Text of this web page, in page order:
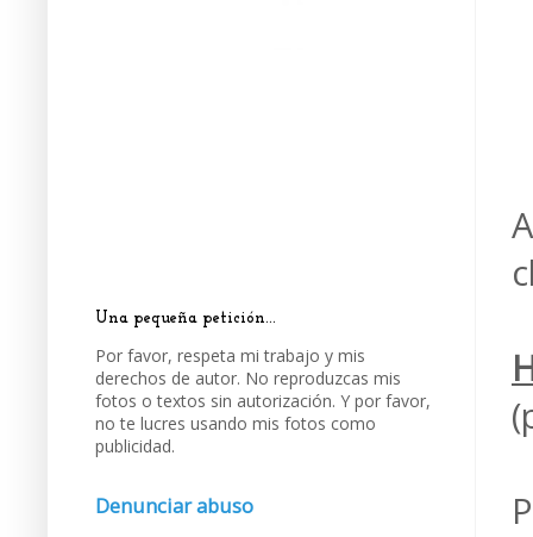
Una pequeña petición...
Por favor, respeta mi trabajo y mis
derechos de autor. No reproduzcas mis
fotos o textos sin autorización. Y por favor,
no te lucres usando mis fotos como
publicidad.
Denunciar abuso